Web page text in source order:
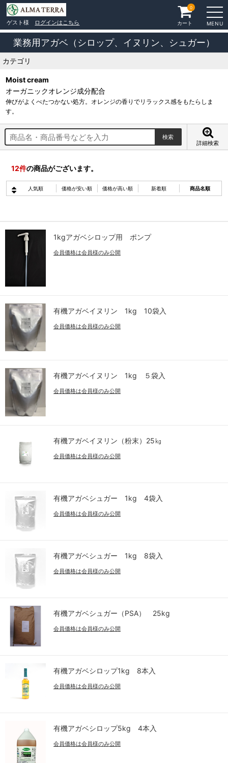
ゲスト様 ログインはこちら MENU
カート
0
業務用アガベ（シロップ、イヌリン、シュガー）
カテゴリ
Moist cream
オーガニックオレンジ成分配合
伸びがよくべたつかない処方。オレンジの香りでリラックス感をもたらしま
す。
詳細検索
12件の商品がございます。
人気順 価格が安い順 価格が高い順 新着順 商品名順
1kgアガベシロップ用 ポンプ
会員価格は会員様のみ公開
有機アガベイヌリン 1kg 10袋入
会員価格は会員様のみ公開
有機アガベイヌリン 1kg ５袋入
会員価格は会員様のみ公開
有機アガベイヌリン（粉末）25㎏
会員価格は会員様のみ公開
有機アガベシュガー 1kg 4袋入
会員価格は会員様のみ公開
有機アガベシュガー 1kg 8袋入
会員価格は会員様のみ公開
有機アガベシュガー（PSA） 25kg
会員価格は会員様のみ公開
有機アガベシロップ1kg 8本入
会員価格は会員様のみ公開
有機アガベシロップ5kg 4本入
会員価格は会員様のみ公開